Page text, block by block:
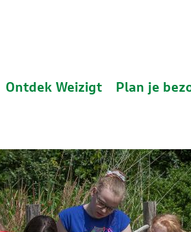
Ontdek Weizigt Plan je